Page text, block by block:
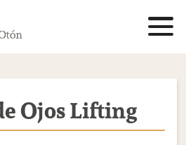
Ojos Lifting